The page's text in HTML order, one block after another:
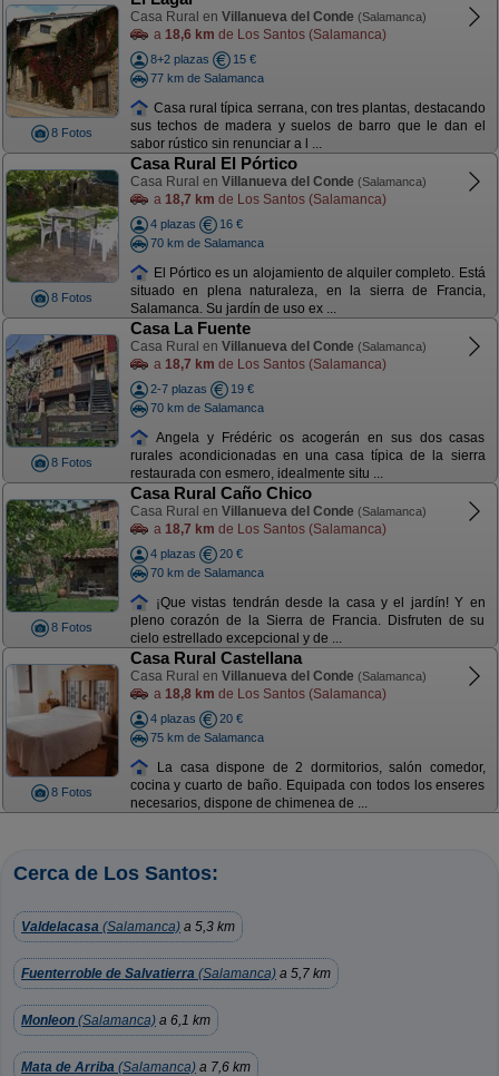
8 Fotos
Casa Rural en Villanueva del Conde (Salamanca)
a 18,6 km de Los Santos (Salamanca)
8+2 plazas
15 €
77 km de Salamanca
Casa rural típica serrana, con tres plantas, destacando
sus techos de madera y suelos de barro que le dan el
sabor rústico sin renunciar a l ...
8 Fotos
Casa Rural El Pórtico
Casa Rural en Villanueva del Conde (Salamanca)
a 18,7 km de Los Santos (Salamanca)
4 plazas
16 €
70 km de Salamanca
El Pórtico es un alojamiento de alquiler completo. Está
situado en plena naturaleza, en la sierra de Francia,
Salamanca. Su jardín de uso ex ...
8 Fotos
Casa La Fuente
Casa Rural en Villanueva del Conde (Salamanca)
a 18,7 km de Los Santos (Salamanca)
2-7 plazas
19 €
70 km de Salamanca
Angela y Frédéric os acogerán en sus dos casas
rurales acondicionadas en una casa típica de la sierra
restaurada con esmero, idealmente situ ...
8 Fotos
Casa Rural Caño Chico
Casa Rural en Villanueva del Conde (Salamanca)
a 18,7 km de Los Santos (Salamanca)
4 plazas
20 €
70 km de Salamanca
¡Que vistas tendrán desde la casa y el jardín! Y en
pleno corazón de la Sierra de Francia. Disfruten de su
cielo estrellado excepcional y de ...
8 Fotos
Casa Rural Castellana
Casa Rural en Villanueva del Conde (Salamanca)
a 18,8 km de Los Santos (Salamanca)
4 plazas
20 €
75 km de Salamanca
La casa dispone de 2 dormitorios, salón comedor,
cocina y cuarto de baño. Equipada con todos los enseres
necesarios, dispone de chimenea de ...
Cerca de Los Santos:
Valdelacasa (Salamanca) a 5,3 km
Fuenterroble de Salvatierra (Salamanca) a 5,7 km
Monleon (Salamanca) a 6,1 km
Mata de Arriba (Salamanca) a 7,6 km